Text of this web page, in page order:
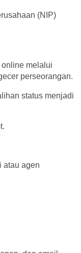
(NIP)
melalui
perseorangan.
status menjadi
atau agen